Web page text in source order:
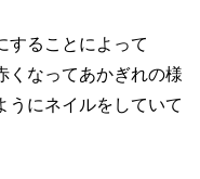
することによって
くなってあかぎれの様
うにネイルをしていて